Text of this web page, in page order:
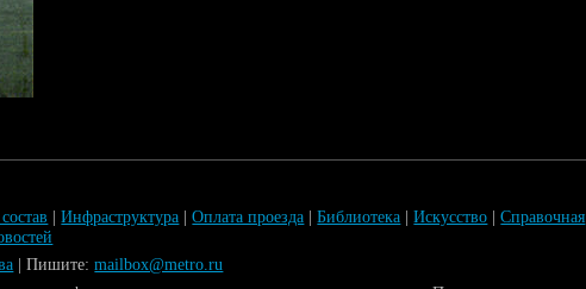
|Инфраструктура |Оплата проезда |Библиотека |Искусство |Справочная
| Пишите:mailbox@metro.ru